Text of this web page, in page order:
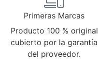
Primeras Marcas
Producto 100 % original
cubierto por la garantía
del proveedor.